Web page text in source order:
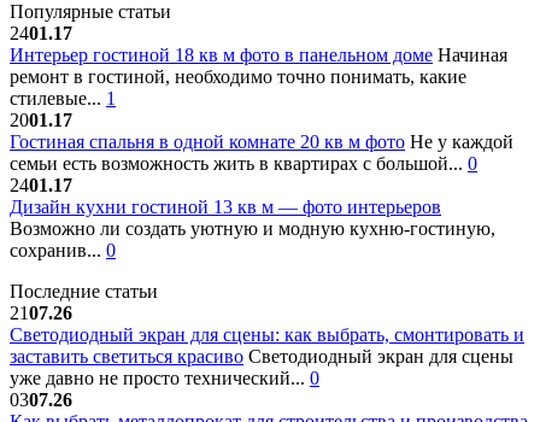
Популярные статьи
2401.17
Интерьер гостиной 18 кв м фото в панельном доме Начиная
ремонт в гостиной, необходимо точно понимать, какие
стилевые... 1
2001.17
Гостиная спальня в одной комнате 20 кв м фото Не у каждой
семьи есть возможность жить в квартирах с большой... 0
2401.17
Дизайн кухни гостиной 13 кв м — фото интерьеров
Возможно ли создать уютную и модную кухню-гостиную,
сохранив... 0
Последние статьи
2107.26
Светодиодный экран для сцены: как выбрать, смонтировать и
заставить светиться красиво Светодиодный экран для сцены
уже давно не просто технический... 0
0307.26